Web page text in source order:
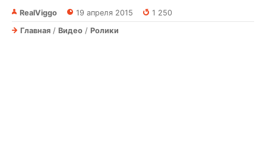
RealViggo 19 апреля 2015
1 250
Главная / Видео / Ролики